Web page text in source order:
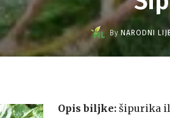
By NARODNI
Opis biljke: šipurika